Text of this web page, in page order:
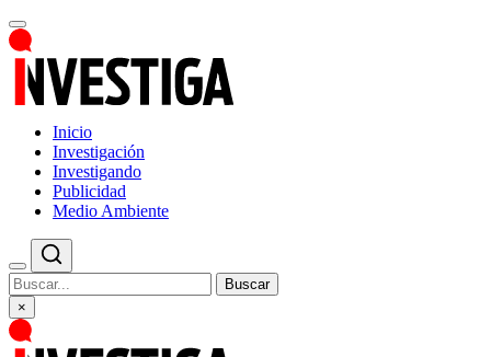
Inicio
Investigación
Investigando
Publicidad
Medio Ambiente
Buscar
×